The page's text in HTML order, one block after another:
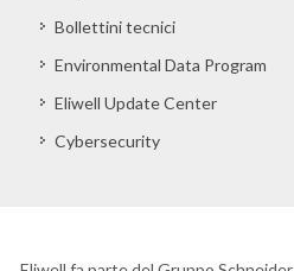
Bollettini tecnici
Environmental Data Program
Eliwell Update Center
Cybersecurity